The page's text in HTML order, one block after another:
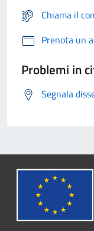
Chiama il
Prenota un
Problemi in
Segnala